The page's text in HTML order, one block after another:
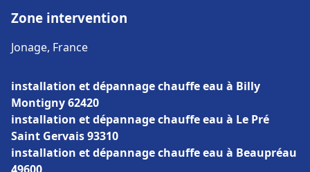
Zone intervention
Jonage, France
installation et dépannage chauffe eau à Billy
Montigny 62420
installation et dépannage chauffe eau à Le Pré
Saint Gervais 93310
installation et dépannage chauffe eau à Beaupréau